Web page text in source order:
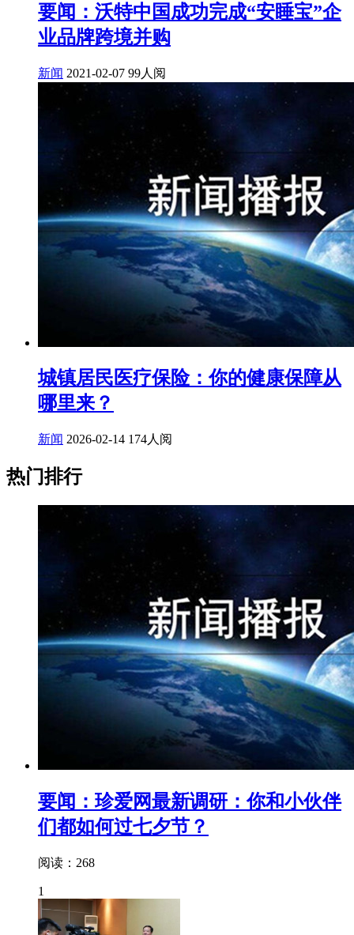
要闻：沃特中国成功完成“安睡宝”企
业品牌跨境并购
新闻 2021-02-07 99人阅
城镇居民医疗保险：你的健康保障从
哪里来？
新闻 2026-02-14 174人阅
热门排行
要闻：珍爱网最新调研：你和小伙伴
们都如何过七夕节？
阅读：268
1